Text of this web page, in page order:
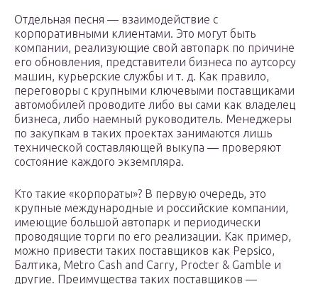
Отдельная песня — взаимодействие с
корпоративными клиентами. Это могут быть
компании, реализующие свой автопарк по причине
его обновления, представители бизнеса по аутсорсу
машин, курьерские службы и т. д. Как правило,
переговоры с крупными ключевыми поставщиками
автомобилей проводите либо вы сами как владелец
бизнеса, либо наемный руководитель. Менеджеры
по закупкам в таких проектах занимаются лишь
технической составляющей выкупа — проверяют
состояние каждого экземпляра.
Кто такие «корпораты»? В первую очередь, это
крупные международные и российские компании,
имеющие большой автопарк и периодически
проводящие торги по его реализации. Как пример,
можно привести таких поставщиков как Pepsico,
Балтика, Metro Cash and Carry, Procter & Gamble и
другие. Преимущества таких поставщиков —